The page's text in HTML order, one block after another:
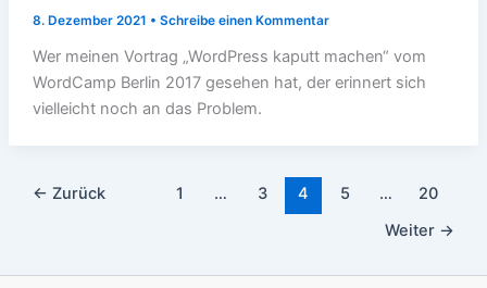
8. Dezember 2021 • Schreibe einen Kommentar
Wer meinen Vortrag „WordPress kaputt machen“ vom
WordCamp Berlin 2017 gesehen hat, der erinnert sich
vielleicht noch an das Problem.
← Zurück 1 … 3 4 5 …
20
Weiter →